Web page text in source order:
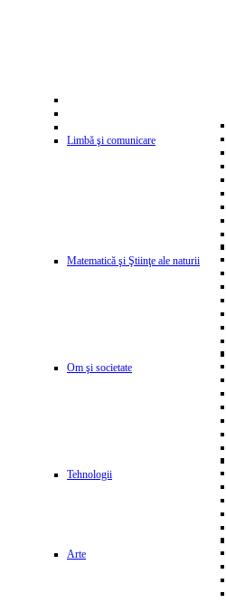
Limbă şi comunicare
Matematică şi Ştiinţe ale naturii
Om şi societate
Tehnologii
Arte